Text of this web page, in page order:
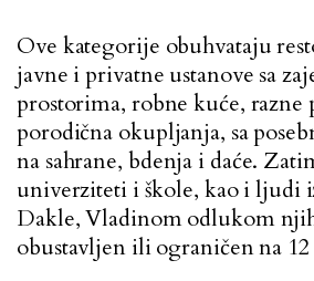
Ove kategorije obuhvataju
javne i privatne ustanove sa
prostorima, robne kuće, razne
porodična okupljanja, sa
na sahrane, bdenja i daće.
univerziteti i škole, kao i ljudi
Dakle, Vladinom odlukom
obustavljen ili ograničen na 12